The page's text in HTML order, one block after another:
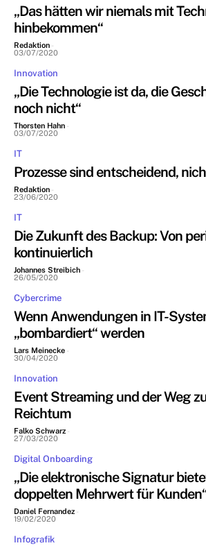
„Das hätten wir niemals mit
hinbekommen“
Redaktion -
03/07/2020
Innovation
„Die Technologie ist da, die
noch nicht“
Thorsten Hahn -
03/07/2020
IT
Prozesse sind entscheidend,
Redaktion -
23/06/2020
IT
Die Zukunft des Backup: Von
kontinuierlich
Johannes Streibich -
26/05/2020
Cybercrime
Wenn Anwendungen in IT-
„bombardiert“ werden
Lars Meinecke -
30/04/2020
Innovation
Event Streaming und der Weg
Reichtum
Falko Schwarz -
27/03/2020
Digital Onboarding
„Die elektronische Signatur
doppelten Mehrwert für
Daniel Fernandez -
19/02/2020
Infografik